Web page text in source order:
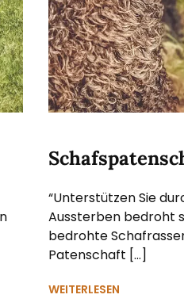
“Unterstützen Sie
Aussterben bedroht
bedrohte
Patenschaft […]
WEITERLESEN